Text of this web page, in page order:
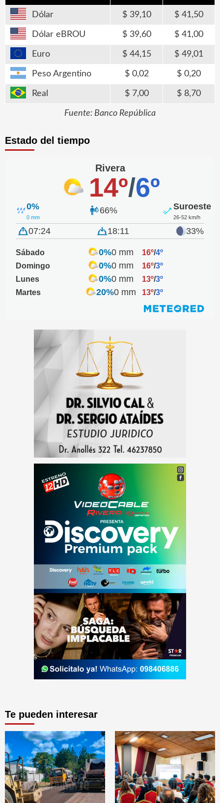
Dólar 39,10 41,50
Dólar eBROU 39,60 41,00
Euro 44,15 49,01
Peso Argentino 0,02 0,20
Real 7,00 8,70
Fuente: Banco República
Estado del tiempo
Rivera
14º/6º
0%
0 mm
66% Suroeste
26-52 km/h
07:24 18:11 33%
Sábado 0%0 mm 16º/4º
Domingo
0%0 mm 16º/3º
Lunes
0%0 mm 13º/3º
Martes
20%0 mm 13º/3º
Te pueden interesar